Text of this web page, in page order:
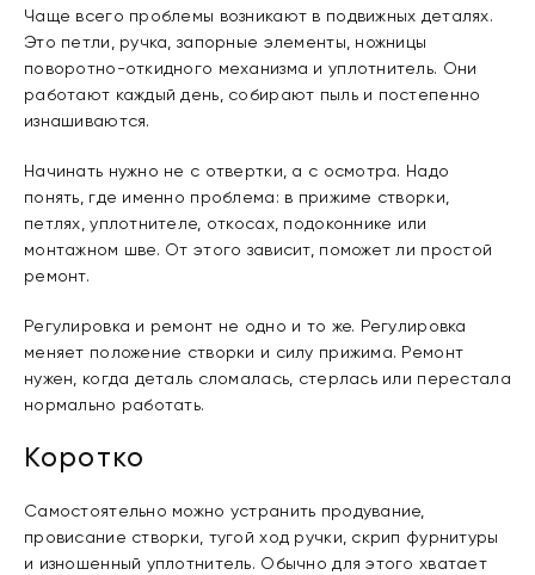
Чаще всего проблемы возникают в подвижных деталях.
Это петли, ручка, запорные элементы, ножницы
поворотно-откидного механизма и уплотнитель. Они
работают каждый день, собирают пыль и постепенно
изнашиваются.
Начинать нужно не с отвертки, а с осмотра. Надо
понять, где именно проблема: в прижиме створки,
петлях, уплотнителе, откосах, подоконнике или
монтажном шве. От этого зависит, поможет ли простой
ремонт.
Регулировка и ремонт не одно и то же. Регулировка
меняет положение створки и силу прижима. Ремонт
нужен, когда деталь сломалась, стерлась или перестала
нормально работать.
Коротко
Самостоятельно можно устранить продувание,
провисание створки, тугой ход ручки, скрип фурнитуры
и изношенный уплотнитель. Обычно для этого хватает